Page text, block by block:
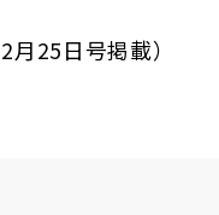
2月25日号掲載）